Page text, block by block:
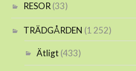
RESOR (33)
TRÄDGÅRDEN (1 252)
Ätligt (433)